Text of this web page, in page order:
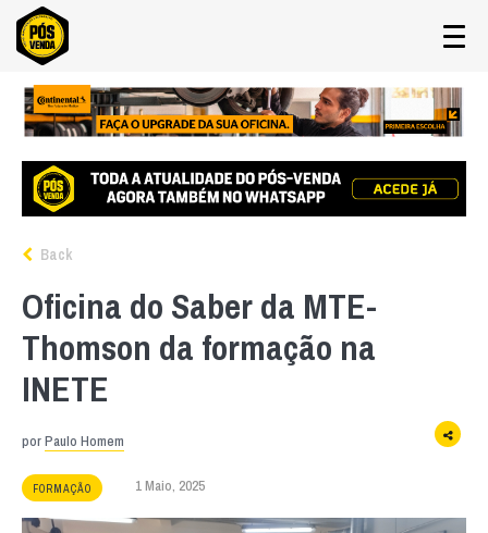
Back
Oficina do Saber da MTE-
Thomson da formação na
INETE
porPaulo Homem
FORMAÇÃO 1 Maio, 2025